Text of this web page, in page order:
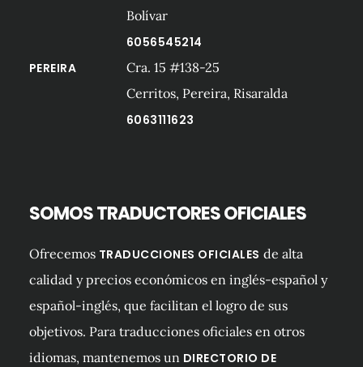
Bolívar
6056545214
PEREIRA
Cra. 15 #138-25
Cerritos, Pereira, Risaralda
6063111623
SOMOS TRADUCTORES OFICIALES
Ofrecemos TRADUCCIONES OFICIALES de alta
calidad y precios económicos en inglés-español y
español-inglés, que facilitan el logro de sus
objetivos. Para traducciones oficiales en otros
idiomas, mantenemos un DIRECTORIO DE